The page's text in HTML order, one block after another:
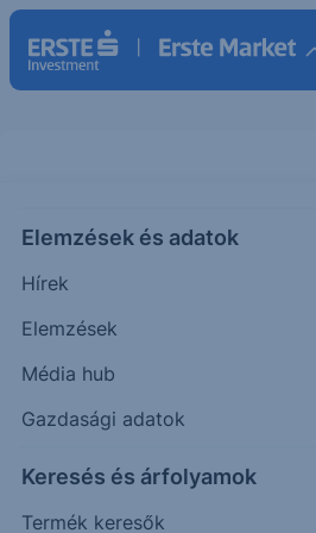
Elemzések és adatok
Hírek
Elemzések
Média hub
Gazdasági adatok
Keresés és árfolyamok
Termék keresők
Solactive ERSTE
Index VC indexhez